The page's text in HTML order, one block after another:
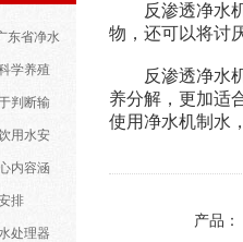
东省净水
称号
学养殖
判断输
成供水
用水安
内容涵
排
处理器
反渗透净水机
物，还可以将讨
反渗透净水机
养分解，更加适
使用净水机制水
产品：